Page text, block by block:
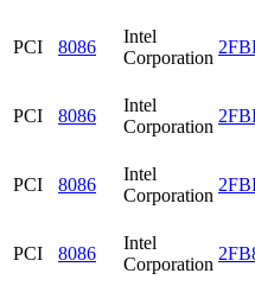
PCI 8086
Intel
Corporation
PCI 8086
Intel
Corporation
PCI 8086
Intel
Corporation
PCI 8086
Intel
Corporation